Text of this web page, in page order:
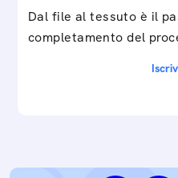
Dal file al tessuto è il
completamento del